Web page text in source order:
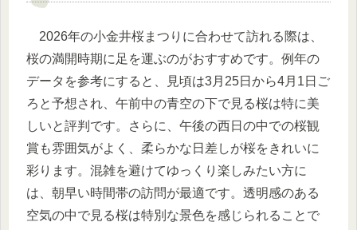
2026年の小金井桜まつりに合わせて訪れる際は、
桜の満開時期に足を運ぶのがおすすめです。例年の
データを参考にすると、見頃は3月25日から4月1日ご
ろと予想され、午前中の青空の下で見る桜は特に美
しいと評判です。さらに、午後の西日の中での桜観
賞も雰囲気がよく、柔らかな日差しが桜をきれいに
彩ります。混雑を避けてゆっくり楽しみたい方に
は、朝早い時間帯の訪問が最適です。透明感のある
空気の中で見る桜は特別な景色を感じられることで